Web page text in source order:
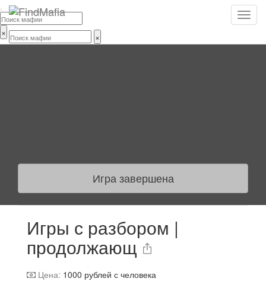
× ×
Игра завершена
Игры с разбором |
продолжающ
Цена: 1000 рублей с человека